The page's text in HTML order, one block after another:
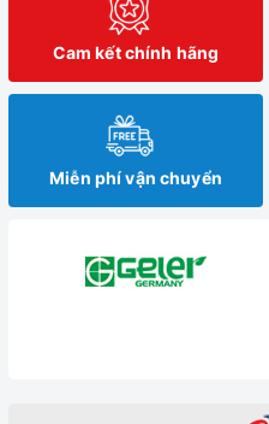
Cam kết chính hãng
Miễn phí vận chuyển